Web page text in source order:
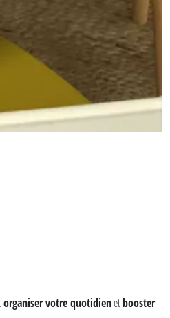
organiser votre quotidienetbooster